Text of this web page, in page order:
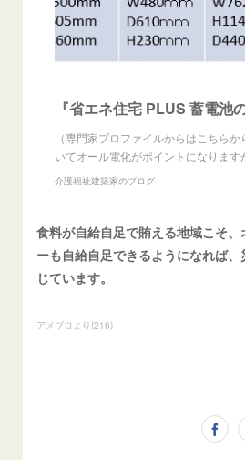
『省エネ住宅 PLUS 蓄電池
（専門家プロファイルからはこちら
いてオール電化がポイントになります
介護福祉建築家のブログ
食料が自給自足で賄える地域こそ
ーも自給自足できるようになれば
じています。
アメブロより (216)